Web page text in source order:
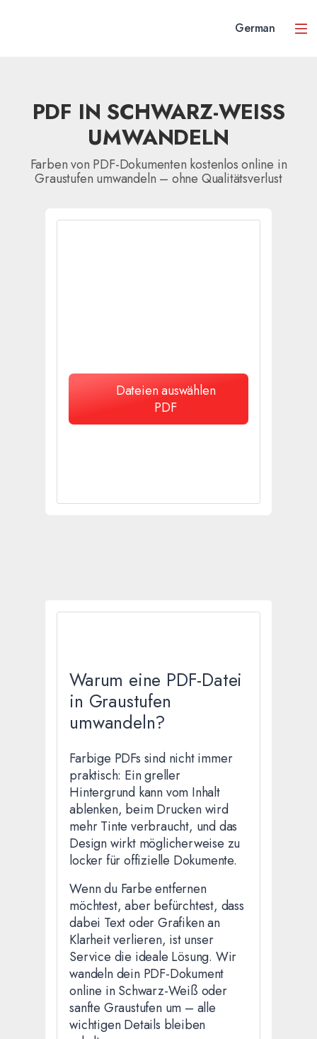
German
PDF IN SCHWARZ-WEISS U
MWANDELN
Farben von PDF-Dokumenten kostenlos online in
Graustufen umwandeln – ohne Qualitätsverlust
Dateien auswählen
PDF
Warum eine PDF-Datei
in Graustufen
umwandeln?
Farbige PDFs sind nicht immer
praktisch: Ein greller
Hintergrund kann vom Inhalt
ablenken, beim Drucken wird
mehr Tinte verbraucht, und das
Design wirkt möglicherweise zu
locker für offizielle Dokumente.
Wenn du Farbe entfernen
möchtest, aber befürchtest, dass
dabei Text oder Grafiken an
Klarheit verlieren, ist unser
Service die ideale Lösung. Wir
wandeln dein PDF-Dokument
online in Schwarz-Weiß oder
sanfte Graustufen um – alle
wichtigen Details bleiben